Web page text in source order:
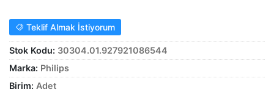
SARF MALZEME
PANOLAR
Alt
ASPİRATÖRLER
Teklif Almak İstiyorum
Stok Kodu: 30304.01.927921086544
Marka: Philips
Birim: Adet